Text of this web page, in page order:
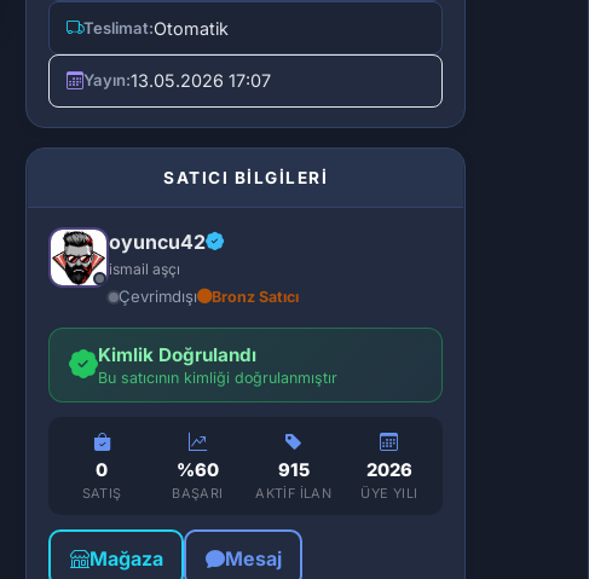
Teslimat:Otomatik
Yayın:13.05.2026 17:07
SATICI BİLGİLERİ
oyuncu42
ismail aşçı
Çevrimdışı Bronz Satıcı
Kimlik Doğrulandı
Bu satıcının kimliği doğrulanmıştır
0
SATIŞ
%60
BAŞARI
915
AKTIF İLAN
2026
ÜYE YILI
Mağaza Mesaj